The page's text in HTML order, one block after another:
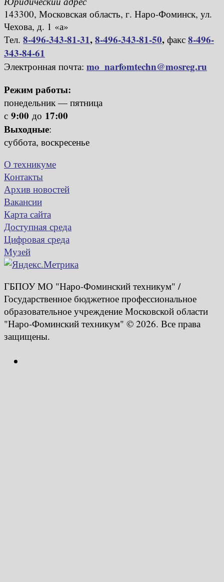
143300, Московская область, г. Наро-Фоминск, ул.
Чехова, д. 1 «а»
Тел. 8-496-343-81-31,8-496-343-81-50, факс 8-496-
343-84-61
Электронная почта: mo_narfomtechn@mosreg.ru
Режим работы:
понедельник — пятница
с 9:00 до 17:00
Выходные:
суббота, воскресенье
О техникуме
Контакты
Архив новостей
Вакансии
Карта сайта
Доступная среда
Цифровая среда
Музей
ГБПОУ МО "Наро-Фоминский техникум" /
Государственное бюджетное профессиональное
образовательное учреждение Московской области
"Наро-Фоминский техникум" © 2026. Все права
защищены.